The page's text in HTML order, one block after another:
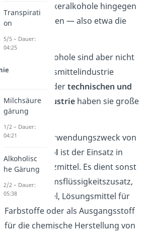
Gramm. Zuckeralkohole hingegen
2,4 Kilokalorien — also etwa die
Alkohole sind aber nicht
in der Lebensmittelindustrie
Auch in dertechnischen und
Industriehaben sie große
Der Hauptverwendungszweck von
Ethylenglykol ist der Einsatz in
Gefrierschutzmittel. Es dient sonst
noch als Bremsflüssigkeitszusatz,
Schmiermittel, Lösungsmittel für
Farbstoffe oder als Ausgangsstoff
für die chemische Herstellung von
Transpirati
on
5/5 – Dauer:
04:25
Milchsäure
gärung
1/2 – Dauer:
04:21
Alkoholisc
he Gärung
2/2 – Dauer:
05:38